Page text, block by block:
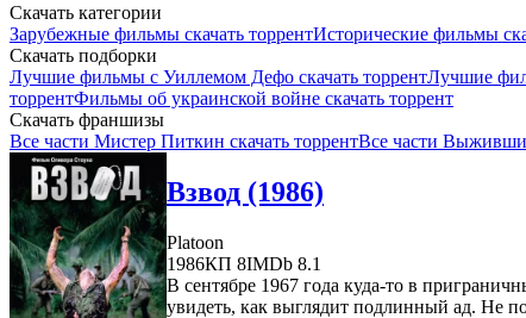
Скачать категории
Зарубежные фильмы скачать торрентИсторические фильмы
Скачать подборки
Лучшие фильмы с Уиллемом Дефо скачать торрентЛучшие
торрентФильмы об украинской войне скачать торрент
Скачать франшизы
Все части Мистер Питкин скачать торрентВсе части
Взвод (1986)
Platoon
1986КП 8IMDb 8.1
В сентябре 1967 года куда-то в
увидеть, как выглядит подлинный ад. Не